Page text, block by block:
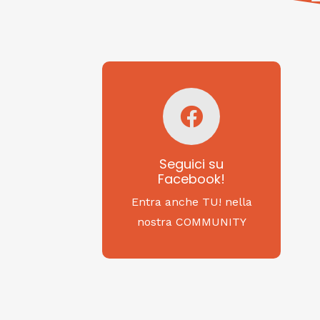
Seguici su
Facebook!
Entra anche TU! nella
nostra COMMUNITY
Seguici su
Facebook!
SAGRITALY
Feste, cibi e tradizioni
da Nord a Sud...